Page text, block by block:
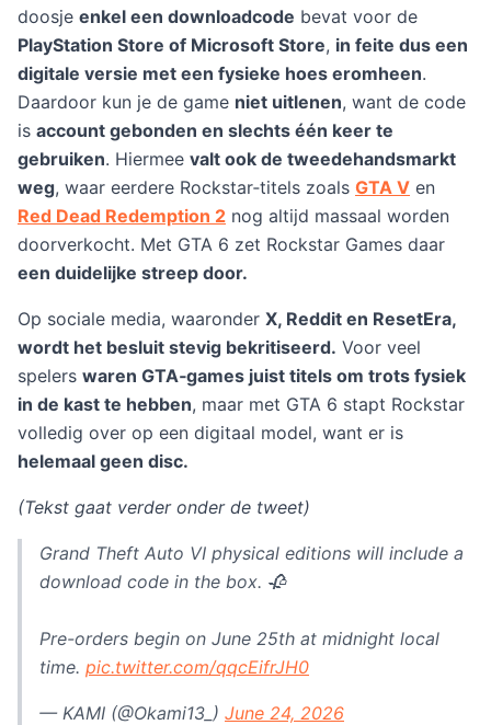
doosje enkel een downloadcode bevat voor de
PlayStation Store of Microsoft Store, in feite dus een
digitale versie met een fysieke hoes eromheen.
Daardoor kun je de game niet uitlenen, want de code
is account gebonden en slechts één keer te
gebruiken. Hiermee valt ook de tweedehandsmarkt
weg, waar eerdere Rockstar‑titels zoals GTA V en
Red Dead Redemption 2 nog altijd massaal worden
doorverkocht. Met GTA 6 zet Rockstar Games daar
een duidelijke streep door.
Op sociale media, waaronder X, Reddit en ResetEra,
wordt het besluit stevig bekritiseerd. Voor veel
spelers waren GTA‑games juist titels om trots fysiek
in de kast te hebben, maar met GTA 6 stapt Rockstar
volledig over op een digitaal model, want er is
helemaal geen disc.
(Tekst gaat verder onder de tweet)
Grand Theft Auto VI physical editions will include a
download code in the box. 🥀
Pre-orders begin on June 25th at midnight local
time. pic.twitter.com/qqcEifrJH0
— KAMI (@Okami13_) June 24, 2026